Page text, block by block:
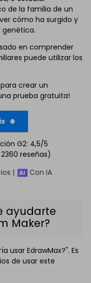
de la familia de un
cómo ha surgido y
genética.
en comprender
puede utilizar los
crear un
prueba gratuita!
G2: 4,5/5
reseñas)
|
Con IA
ayudarte
Maker?
usar EdrawMax?". Es
de usar este